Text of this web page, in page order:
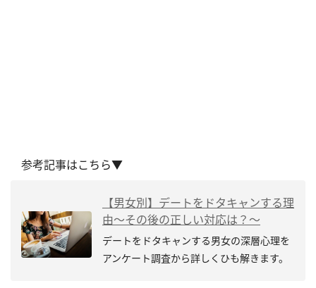
参考記事はこちら▼
【男女別】デートをドタキャンする理
由～その後の正しい対応は？～
デートをドタキャンする男女の深層心理を
アンケート調査から詳しくひも解きます。